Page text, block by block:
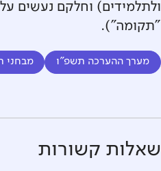
ולתלמידים) וחלקם נעשים
"תקומה").
מערך ההערכה תשפ"ו מבחני
שאלות קשורות